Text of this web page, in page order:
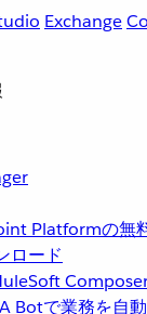
Exchange
Platformの無
ロード
Botで業務を自